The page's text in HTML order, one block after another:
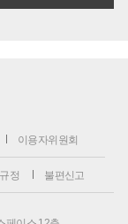
이용자위원회
정 불편신고